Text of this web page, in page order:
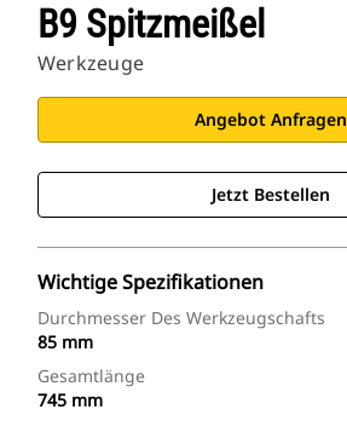
B9 Spitzmeißel
Werkzeuge
Angebot Anfragen
Jetzt Bestellen
Wichtige Spezifikationen
Durchmesser Des Werkzeugschafts
85 mm
Gesamtlänge
745 mm